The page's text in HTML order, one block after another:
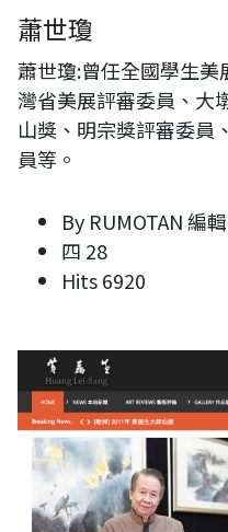
蕭世瓊
蕭世瓊:曾任全國學生
灣省美展評審委員、大
山獎、明宗獎評審委員
員等。
By RUMOTAN 編
四 28
Hits6920